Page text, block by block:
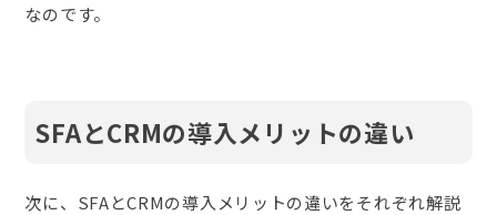
なのです。
SFAとCRMの導入メリットの違い
次に、SFAとCRMの導入メリットの違いをそれぞれ解説